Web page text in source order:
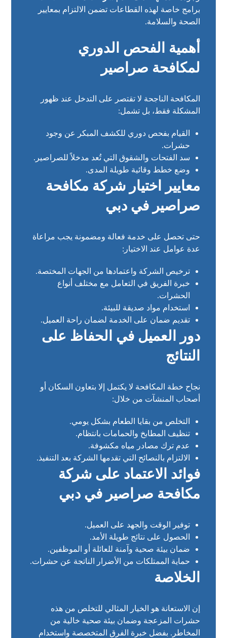
برامج خاصة لهذه القطاعات تضمن الالتزام بمعايير
الصحة والسلامة.
أهمية الفحص الدوري
لمكافحة صراصير
المكافحة الناجحة لا تقتصر على التدخل عند ظهور
المشكلة فقط، بل تشمل:
القيام بفحص دوري للكشف المبكر عن وجود
حشرات.
سد الفتحات والشقوق التي تُعد مدخلاً للصراصير.
وضع خطط وقائية طويلة المدى.
معايير اختيار شركة مكافحة
صراصير في دبي
حتى تحصل على خدمة فعالة ومضمونة يجب مراعاة
عدة عوامل عند الاختيار:
ترخيص الشركة واعتمادها من الجهات المختصة.
خبرة الفريق في التعامل مع مختلف أنواع
الحشرات.
استخدام مواد صديقة للبيئة.
تقديم ضمان على الخدمة لضمان راحة العميل.
دور العميل في الحفاظ على
النتائج
نجاح خطة المكافحة لا يكتمل إلا بتعاون السكان أو
أصحاب المنشآت من خلال:
التخلص من بقايا الطعام بشكل يومي.
تنظيف المطابخ والحمامات بانتظام.
عدم ترك مصادر مياه مكشوفة.
الالتزام بالنصائح التي تقدمها الشركة بعد التنفيذ.
فوائد الاعتماد على شركة
مكافحة صراصير في دبي
توفير الوقت والجهد على العميل.
الحصول على نتائج طويلة الأمد.
ضمان بيئة صحية وآمنة للعائلة أو الموظفين.
حماية الممتلكات من الأضرار الناتجة عن حشرات.
الخلاصة
إن الاستعانة هو الخيار المثالي للتخلص من هذه
حشرات المزعجة وضمان بيئة صحية خالية من
المخاطر. بفضل خبرة الفرق المتخصصة واستخدام